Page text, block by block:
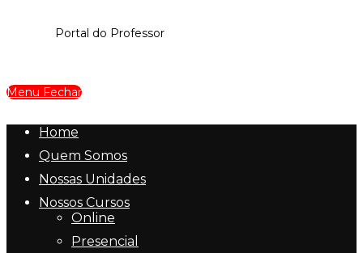
Portal do Professor
Menu Fechar
Home
Quem Somos
Nossas Unidades
Nossos Cursos
Online
Presencial